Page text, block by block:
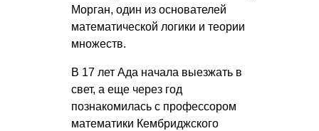
Морган, один из основателей
математической логики и теории
множеств.
В 17 лет Ада начала выезжать в
свет, а еще через год
познакомилась с профессором
математики Кембриджского